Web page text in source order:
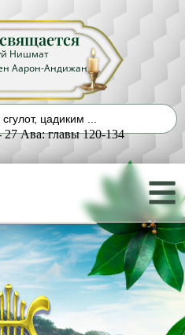
Нишмат
Аарон-Андижан
27 Ава: главы 120-134